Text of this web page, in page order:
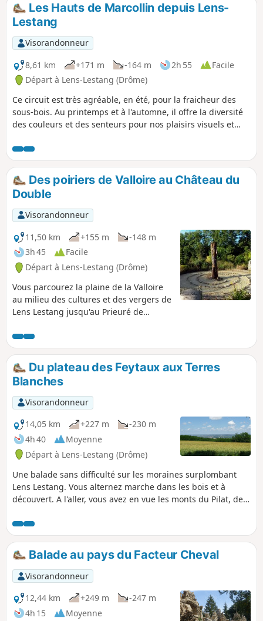
Les Hauts de Marcollin depuis Lens-
Lestang
Visorandonneur
8,61 km
+171 m -164 m 2h 55
Facile
Départ à Lens-Lestang (Drôme)
Ce circuit est très agréable, en été, pour la fraicheur des
sous-bois. Au printemps et à l'automne, il offre la diversité
des couleurs et des senteurs pour nos plaisirs visuels et
plaine de Beaurepaire. A TOUS LES RANDONNEURS (SES)
QUI PARCOURENT MES RANDONNEES vous pouvez mettre
des photos en indiquant l'emplacement sur le circuit.
Des poiriers de Valloire au Château du
Double
Visorandonneur
11,50 km
+155 m
-148 m
3h 45
Facile
Départ à Lens-Lestang (Drôme)
Vous parcourez la plaine de la Valloire
au milieu des cultures et des vergers de
Lens Lestang jusqu'au Prieuré de
vous informent sur les mûriers et les
poiriers. Ensuite vous montez jusqu'à la
Madone de Moras pour revenir par un
chemin bien protégé du soleil, le long
de la moraine. Au passage vous pouvez
admirer le Château du Double.
Du plateau des Feytaux aux Terres
Blanches
Visorandonneur
14,05 km
+227 m
-230 m
4h 40
Moyenne
Départ à Lens-Lestang (Drôme)
Une balade sans difficulté sur les moraines surplombant
Lens Lestang. Vous alternez marche dans les bois et à
découvert. A l'aller, vous avez en vue les monts du Pilat, de
retournant, vous pouvez admirer les sommets du Vercors,
des Alpes, de la Chartreuse, le Mont Blanc (si le temps le
permet...)
Balade au pays du Facteur Cheval
Visorandonneur
12,44 km
+249 m
-247 m
4h 15
Moyenne